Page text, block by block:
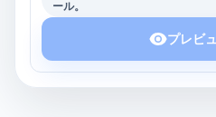
ール。
プレビ